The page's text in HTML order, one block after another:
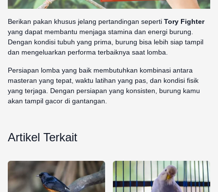
Berikan pakan khusus jelang pertandingan seperti Tory Fighter
yang dapat membantu menjaga stamina dan energi burung.
Dengan kondisi tubuh yang prima, burung bisa lebih siap tampil
dan mengeluarkan performa terbaiknya saat lomba.
Persiapan lomba yang baik membutuhkan kombinasi antara
masteran yang tepat, waktu latihan yang pas, dan kondisi fisik
yang terjaga. Dengan persiapan yang konsisten, burung kamu
akan tampil gacor di gantangan.
Artikel Terkait